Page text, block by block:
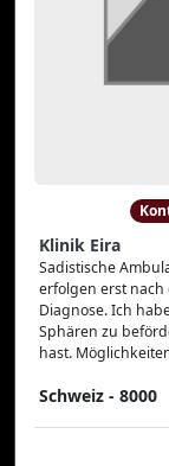
Klinik Eira
Sadistische
erfolgen erst
Diagnose. Ich
Sphären zu
hast.
Schweiz - 8000